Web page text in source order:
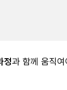
정과 함께 움직여